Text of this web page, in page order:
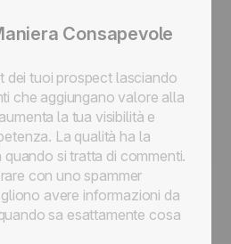
Consapevole
dei tuoi prospect lasciando
che aggiungano valore alla
la tua visibilità e
La qualità ha la
si tratta di commenti.
con uno spammer
avere informazioni da
sa esattamente cosa